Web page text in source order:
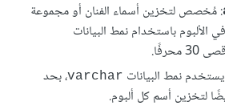
: مُخصص لتخزين أسماء الفنان أو مجموعة
الألبوم باستخدام نمط البيانات
محرفًا.
نمط البيانات varchar، بحد